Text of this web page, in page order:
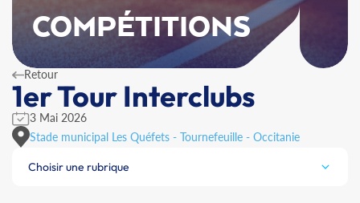
COMPÉTITIONS
Retour
1er Tour Interclubs
3 Mai 2026
Stade municipal Les Quéfets - Tournefeuille - Occitanie
Choisir une rubrique